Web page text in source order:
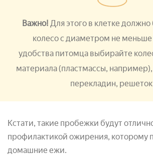
Важно! Для этого в клетке
колесо с диаметром не
удобства питомца выбирайте
материала (пластмассы,
перекладин,
Кстати, такие пробежки будут
профилактикой ожирения, которому
домашние ежи.